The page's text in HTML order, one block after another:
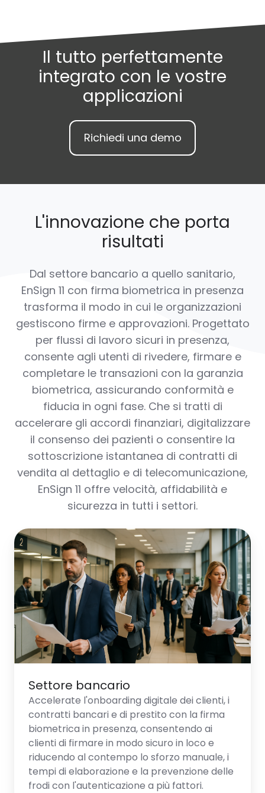
Il tutto perfettamente
integrato con le vostre
applicazioni
Richiedi una demo
L'innovazione che porta
risultati
Dal settore bancario a quello sanitario,
EnSign 11 con firma biometrica in presenza
trasforma il modo in cui le organizzazioni
gestiscono firme e approvazioni. Progettato
per flussi di lavoro sicuri in presenza,
consente agli utenti di rivedere, firmare e
completare le transazioni con la garanzia
biometrica, assicurando conformità e
fiducia in ogni fase. Che si tratti di
accelerare gli accordi finanziari, digitalizzare
il consenso dei pazienti o consentire la
sottoscrizione istantanea di contratti di
vendita al dettaglio e di telecomunicazione,
EnSign 11 offre velocità, affidabilità e
sicurezza in tutti i settori.
Settore bancario
Accelerate l'onboarding digitale dei clienti, i
contratti bancari e di prestito con la firma
biometrica in presenza, consentendo ai
clienti di firmare in modo sicuro in loco e
riducendo al contempo lo sforzo manuale, i
tempi di elaborazione e la prevenzione delle
frodi con l'autenticazione a più fattori.
Settore
bancario